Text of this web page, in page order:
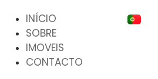
INÍCIO
SOBRE
IMOVEIS
CONTACTO